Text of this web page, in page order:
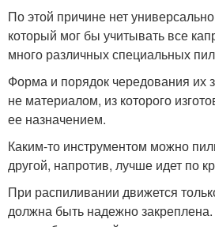
По этой причине нет
который мог бы учитывать все
много различных специальных
Форма и порядок чередования их
не материалом, из которого
ее назначением.
Каким-то инструментом можно
другой, напротив, лучше идет по
При распиливании движется
должна быть надежно